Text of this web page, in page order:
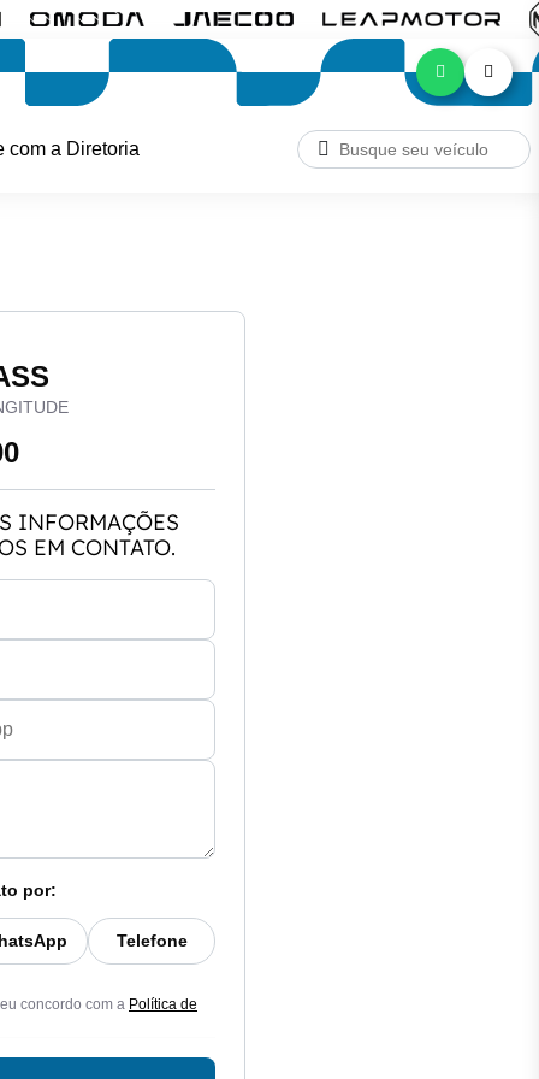
com a Diretoria
INFORMAÇÕES
EM CONTATO.
por:
Telefone
concordo com a Política de